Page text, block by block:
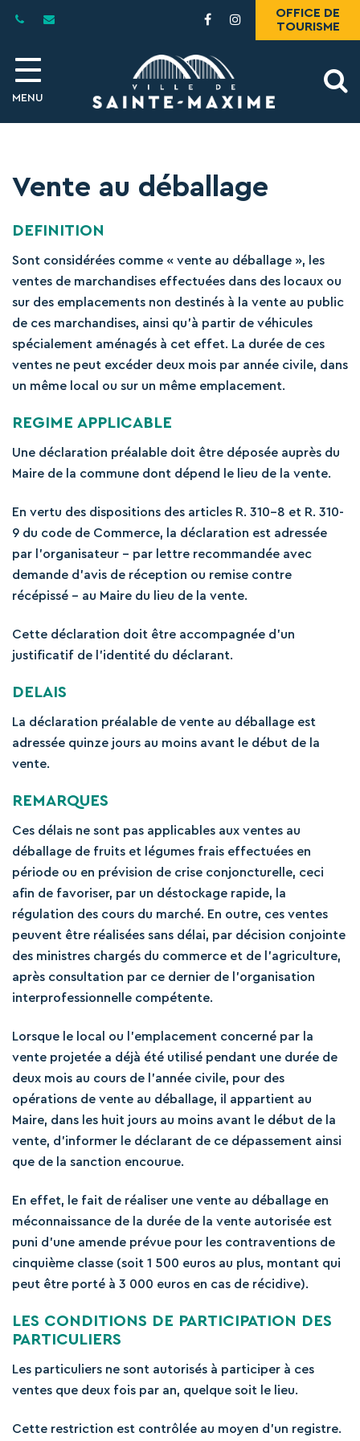
Lien
le
compte
Facebook
OFFICE DE
TOURISME
MENU
Vente au déballage
DEFINITION
Sont considérées comme « vente au déballage », les
ventes de marchandises effectuées dans des locaux ou
sur des emplacements non destinés à la vente au public
de ces marchandises, ainsi qu’à partir de véhicules
spécialement aménagés à cet effet. La durée de ces
ventes ne peut excéder deux mois par année civile, dans
un même local ou sur un même emplacement.
REGIME APPLICABLE
Une déclaration préalable doit être déposée auprès du
Maire de la commune dont dépend le lieu de la vente.
En vertu des dispositions des articles R. 310-8 et R. 310-
9 du code de Commerce, la déclaration est adressée
par l’organisateur – par lettre recommandée avec
demande d’avis de réception ou remise contre
récépissé – au Maire du lieu de la vente.
Cette déclaration doit être accompagnée d’un
justificatif de l’identité du déclarant.
DELAIS
La déclaration préalable de vente au déballage est
adressée quinze jours au moins avant le début de la
vente.
REMARQUES
Ces délais ne sont pas applicables aux ventes au
déballage de fruits et légumes frais effectuées en
période ou en prévision de crise conjoncturelle, ceci
afin de favoriser, par un déstockage rapide, la
régulation des cours du marché. En outre, ces ventes
peuvent être réalisées sans délai, par décision conjointe
des ministres chargés du commerce et de l’agriculture,
après consultation par ce dernier de l’organisation
interprofessionnelle compétente.
Lorsque le local ou l’emplacement concerné par la
vente projetée a déjà été utilisé pendant une durée de
deux mois au cours de l’année civile, pour des
opérations de vente au déballage, il appartient au
Maire, dans les huit jours au moins avant le début de la
vente, d’informer le déclarant de ce dépassement ainsi
que de la sanction encourue.
En effet, le fait de réaliser une vente au déballage en
méconnaissance de la durée de la vente autorisée est
puni d’une amende prévue pour les contraventions de
cinquième classe (soit 1 500 euros au plus, montant qui
peut être porté à 3 000 euros en cas de récidive).
LES CONDITIONS DE PARTICIPATION DES
PARTICULIERS
Les particuliers ne sont autorisés à participer à ces
ventes que deux fois par an, quelque soit le lieu.
Cette restriction est contrôlée au moyen d’un registre.